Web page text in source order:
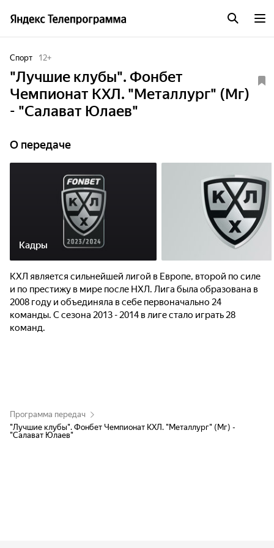
Спорт 12+
"Лучшие клубы". Фонбет
Чемпионат КХЛ. "Металлург" (Мг)
- "Салават Юлаев"
О передаче
Кадры
КХЛ является сильнейшей лигой в Европе, второй по силе
и по престижу в мире после НХЛ. Лига была образована в
2008 году и объединяла в себе первоначально 24
команды. С сезона 2013 - 2014 в лиге стало играть 28
команд.
Программа передач
"Лучшие клубы". Фонбет Чемпионат КХЛ. "Металлург" (Мг) -
"Салават Юлаев"